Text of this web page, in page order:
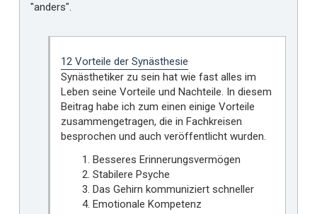
"anders".
12 Vorteile der Synästhesie
Synästhetiker zu sein hat wie fast alles im
Leben seine Vorteile und Nachteile. In diesem
Beitrag habe ich zum einen einige Vorteile
zusammengetragen, die in Fachkreisen
besprochen und auch veröffentlicht wurden.
Besseres Erinnerungsvermögen
Stabilere Psyche
Das Gehirn kommuniziert schneller
Emotionale Kompetenz